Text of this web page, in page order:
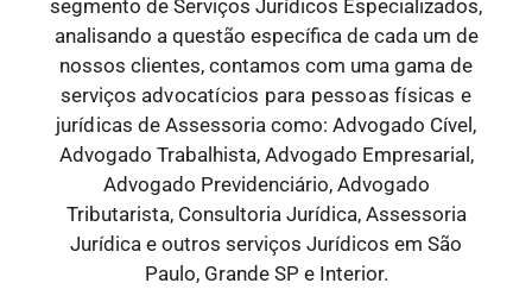
segmento de Serviços Jurídicos Especializados,
analisando a questão específica de cada um de
nossos clientes, contamos com uma gama de
serviços advocatícios para pessoas físicas e
jurídicas de Assessoria como: Advogado Cível,
Advogado Trabalhista, Advogado Empresarial,
Advogado Previdenciário, Advogado
Tributarista, Consultoria Jurídica, Assessoria
Jurídica e outros serviços Jurídicos em São
Paulo, Grande SP e Interior.